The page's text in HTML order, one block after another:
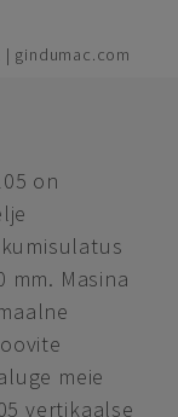
gindumac.com
on
mm. Masina
meie
vertikaalse